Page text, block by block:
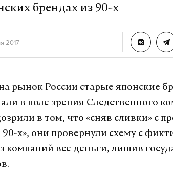
брендах из 90-х
2017
рынок России старые японские
в поле зрения Следственного
в том, что «сняв сливки» с
90-х», они провернули схему с
компаний все деньги, лишив